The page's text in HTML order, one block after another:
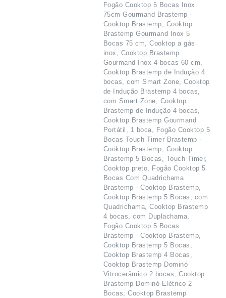
Fogão Cooktop 5 Bocas Inox
75cm Gourmand Brastemp -
Cooktop Brastemp, Cooktop
Brastemp Gourmand Inox 5
Bocas 75 cm, Cooktop a gás
inox, Cooktop Brastemp
Gourmand Inox 4 bocas 60 cm,
Cooktop Brastemp de Indução 4
bocas, com Smart Zone, Cooktop
de Indução Brastemp 4 bocas,
com Smart Zone, Cooktop
Brastemp de Indução 4 bocas,
Cooktop Brastemp Gourmand
Portátil, 1 boca, Fogão Cooktop 5
Bocas Touch Timer Brastemp -
Cooktop Brastemp, Cooktop
Brastemp 5 Bocas, Touch Timer,
Cooktop preto, Fogão Cooktop 5
Bocas Com Quadrichama
Brastemp - Cooktop Brastemp,
Cooktop Brastemp 5 Bocas, com
Quadrichama, Cooktop Brastemp
4 bocas, com Duplachama,
Fogão Cooktop 5 Bocas
Brastemp - Cooktop Brastemp,
Cooktop Brastemp 5 Bocas,
Cooktop Brastemp 4 Bocas,
Cooktop Brastemp Dominó
Vitrocerâmico 2 bocas, Cooktop
Brastemp Dominó Elétrico 2
Bocas, Cooktop Brastemp